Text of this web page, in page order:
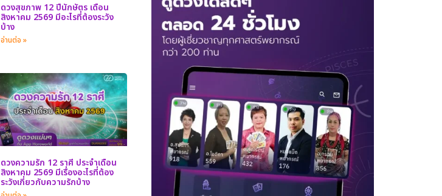
ดวงสุขภาพ 12 ปีนักษัตร เดือน
สิงหาคม 2569 มีอะไรที่ต้องระวัง
บ้าง
อ่านต่อ »
ดวงความรัก 12 ราศี ประจำเดือน
สิงหาคม 2569 มีเรื่องอะไรที่ต้อง
ระวังเกี่ยวกับความรักบ้าง